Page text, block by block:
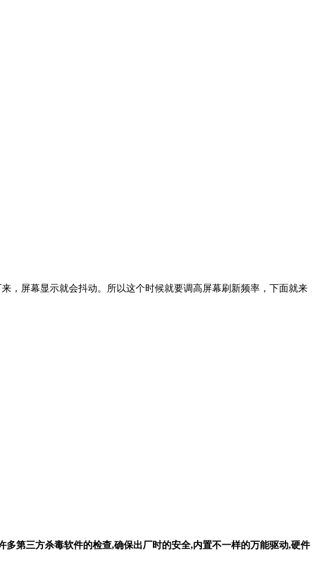
屏幕显示就会抖动。所以这个时候就要调高屏幕刷新频率，下面就来
第三方杀毒软件的检查,确保出厂时的安全,内置不一样的万能驱动,硬件